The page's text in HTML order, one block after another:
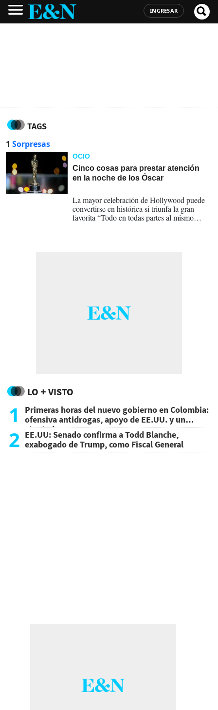
INGRESAR
TAGS
1 Sorpresas
OCIO
Cinco cosas para prestar atención
en la noche de los Óscar
La mayor celebración de Hollywood puede
convertirse en histórica si triunfa la gran
favorita “Todo en todas partes al mismo
LO + VISTO
1
Primeras horas del nuevo gobierno en Colombia:
ofensiva antidrogas, apoyo de EE.UU. y un
atentado
2 EE.UU: Senado confirma a Todd Blanche,
exabogado de Trump, como Fiscal General